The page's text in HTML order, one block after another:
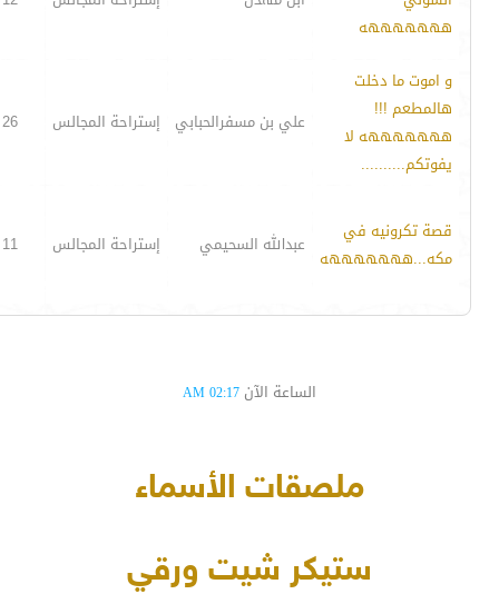
هههههههه
و اموت ما دخلت
هالمطعم !!!
هههههههه لا
يفوتكم..........
علي بن مسفرالحبابي إستراحة المجالس 26
قصة تكرونيه في
مكه...هههههههه
عبدالله السحيمي إستراحة المجالس 11
الساعة الآن 02:17 AM
ملصقات الأسماء
ستيكر شيت ورقي